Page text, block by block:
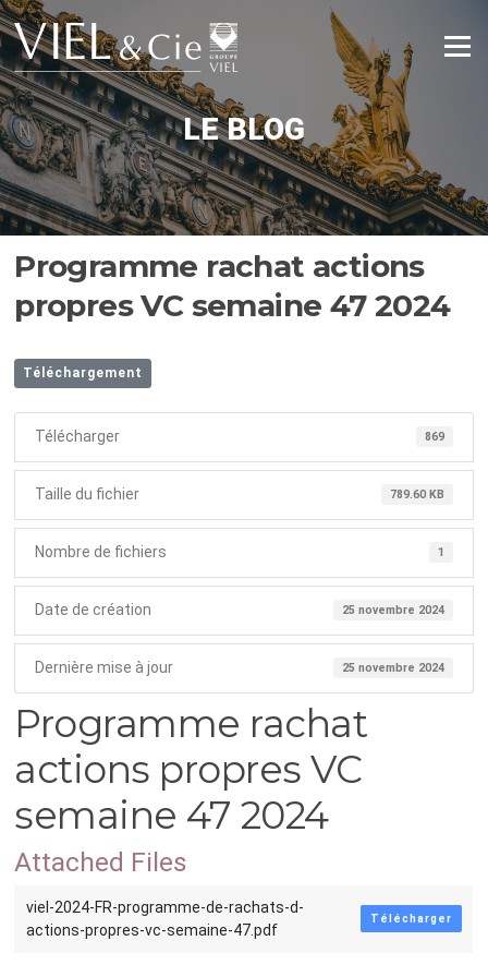
Aller
au
contenu
Menu
LE BLOG
Programme rachat actions
propres VC semaine 47 2024
Téléchargement
Télécharger 869
Taille du fichier 789.60 KB
Nombre de fichiers 1
Date de création 25 novembre 2024
Dernière mise à jour 25 novembre 2024
Programme rachat
actions propres VC
semaine 47 2024
Attached Files
viel-2024-FR-programme-de-rachats-d-
actions-propres-vc-semaine-47.pdf
Télécharger